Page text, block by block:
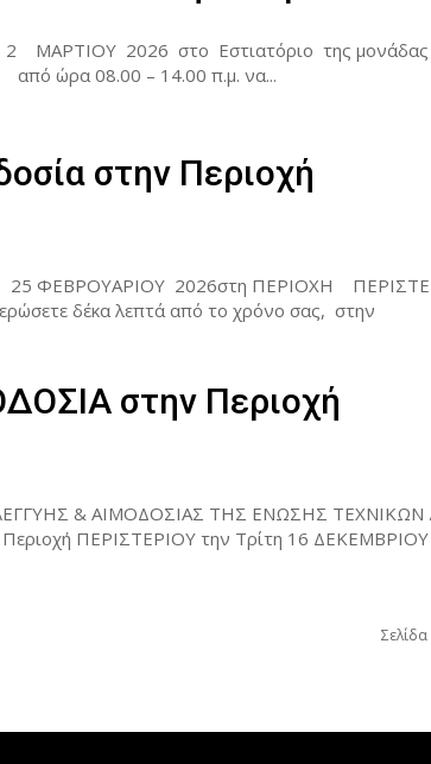
ΜΑΡΤΙΟΥ 2026 στο Εστιατόριο της
ώρα 08.00 – 14.00 π.μ. να...
στην Περιοχή
25 ΦΕΒΡΟΥΑΡΙΟΥ 2026στη ΠΕΡΙΟΧΗ
δέκα λεπτά από το χρόνο σας, στην
στην Περιοχή
& ΑΙΜΟΔΟΣΙΑΣ ΤΗΣ ΕΝΩΣΗΣ ΤΕΧΝΙΚΩΝ
ΠΕΡΙΣΤΕΡΙΟΥ την Τρίτη 16